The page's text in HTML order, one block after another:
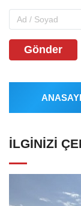
Gönder
İLGINIZI